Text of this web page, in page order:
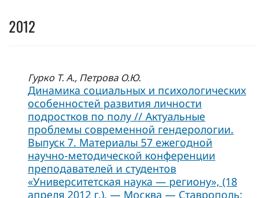
2012
Гурко Т. А., Петрова О.Ю.
Динамика социальных и психологических
особенностей развития личности
подростков по полу // Актуальные
проблемы современной гендерологии.
Выпуск 7. Материалы 57 ежегодной
научно-методической конференции
преподавателей и студентов
«Университетская наука — региону», (18
апреля 2012 г.). — Москва — Ставрополь: